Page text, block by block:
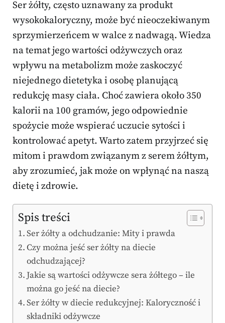
Ser żółty, często uznawany za produkt
wysokokaloryczny, może być nieoczekiwanym
sprzymierzeńcem w walce z nadwagą. Wiedza
na temat jego wartości odżywczych oraz
wpływu na metabolizm może zaskoczyć
niejednego dietetyka i osobę planującą
redukcję masy ciała. Choć zawiera około 350
kalorii na 100 gramów, jego odpowiednie
spożycie może wspierać uczucie sytości i
kontrolować apetyt. Warto zatem przyjrzeć się
mitom i prawdom związanym z serem żółtym,
aby zrozumieć, jak może on wpłynąć na naszą
dietę i zdrowie.
Spis treści
Ser żółty a odchudzanie: Mity i prawda
Czy można jeść ser żółty na diecie
odchudzającej?
Jakie są wartości odżywcze sera żółtego – ile
można go jeść na diecie?
Ser żółty w diecie redukcyjnej: Kaloryczność i
składniki odżywcze